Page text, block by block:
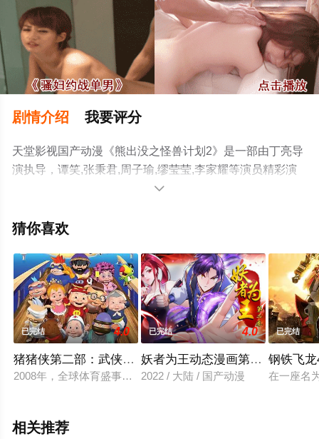
剧情介绍 我要评分
天堂影视国产动漫《熊出没之怪兽计划2》是一部由丁亮导
演执导，谭笑,张秉君,周子瑜,缪莹莹,李家耀等演员精彩演
绎的中国大陆动漫，大结局剧情已揭晓（1-52全集），手
更多相关信息可移步至豆瓣动漫、电视猫或剧情网等平台

猜你喜欢
已完结 4.0
猪猪侠第二部：武侠2008
2008年，全球体育盛事在中国隆重举行。望子成龙小学后进生“猪
已完结 4.0
妖者为王动态漫画第2季
2022 / 大陆 / 国产动漫
已完结
钢铁飞
在一座名
相关推荐